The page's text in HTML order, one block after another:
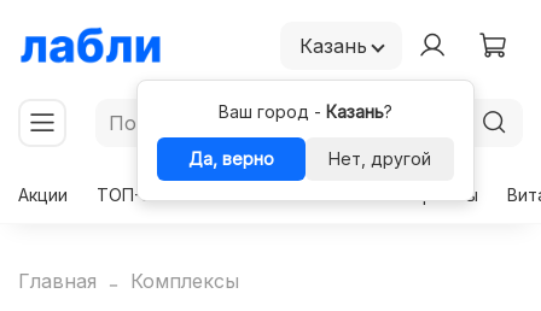
Казань
Ваш город - Казань?
Да, верно
Нет, другой
Акции
ТОП-50 Гормоны
Главная Комплексы